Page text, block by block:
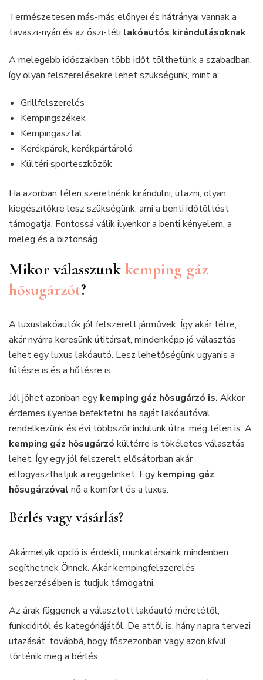
Természetesen más-más előnyei és hátrányai vannak a
tavaszi-nyári és az őszi-téli lakóautós kirándulásoknak.
A melegebb időszakban több időt tölthetünk a szabadban,
így olyan felszerelésekre lehet szükségünk, mint a:
Grillfelszerelés
Kempingszékek
Kempingasztal
Kerékpárok, kerékpártároló
Kültéri sporteszközök
Ha azonban télen szeretnénk kirándulni, utazni, olyan
kiegészítőkre lesz szükségünk, ami a benti időtöltést
támogatja. Fontossá válik ilyenkor a benti kényelem, a
meleg és a biztonság.
Mikor válasszunk kemping gáz
hősugárzót?
A luxuslakóautók jól felszerelt járművek. Így akár télre,
akár nyárra keresünk útitársat, mindenképp jó választás
lehet egy luxus lakóautó. Lesz lehetőségünk ugyanis a
fűtésre is és a hűtésre is.
Jól jöhet azonban egy kemping gáz hősugárzó is. Akkor
érdemes ilyenbe befektetni, ha saját lakóautóval
rendelkezünk és évi többször indulunk útra, még télen is. A
kemping gáz hősugárzó kültérre is tökéletes választás
lehet. Így egy jól felszerelt elősátorban akár
elfogyaszthatjuk a reggelinket. Egy kemping gáz
hősugárzóval nő a komfort és a luxus.
Bérlés vagy vásárlás?
Akármelyik opció is érdekli, munkatársaink mindenben
segíthetnek Önnek. Akár kempingfelszerelés
beszerzésében is tudjuk támogatni.
Az árak függenek a választott lakóautó méretétől,
funkcióitól és kategóriájától. De attól is, hány napra tervezi
utazását, továbbá, hogy főszezonban vagy azon kívül
történik meg a bérlés.